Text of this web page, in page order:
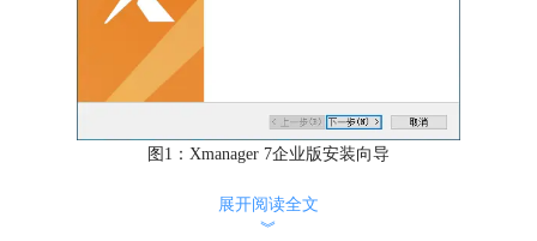
图1：Xmanager 7企业版安装向导
2.请您仔细阅读用户许可协议，同意请勾选“我同意许可证协议中
展开阅读全文
︾